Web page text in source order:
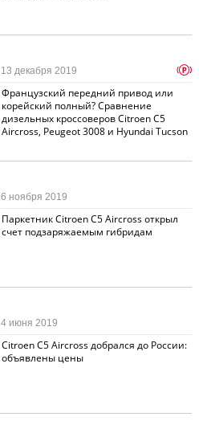
Французский передний привод или
корейский полный? Сравнение
дизельных кроссоверов Citroen C5
Aircross, Peugeot 3008 и Hyundai Tucson
13 декабря 2019 p
Паркетник Citroen C5 Aircross открыл
счет подзаряжаемым гибридам
6 ноября 2019
Citroen C5 Aircross добрался до России:
объявлены цены
4 июня 2019